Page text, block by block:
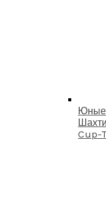
Юные
Cup-